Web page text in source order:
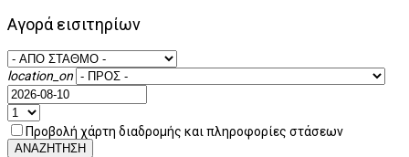
Αγορά εισιτηρίων
location_on
Προβολή χάρτη διαδρομής και πληροφορίες στάσεων
ΑΝΑΖΗΤΗΣΗ